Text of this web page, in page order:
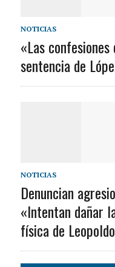
NOTICIAS
«Las
sentencia de
NOTICIAS
Denuncian
«Intentan dañar
física de